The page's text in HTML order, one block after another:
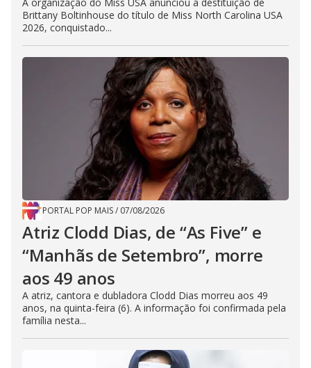
A organização do Miss USA anunciou a destituição de
Brittany Boltinhouse do título de Miss North Carolina USA
2026, conquistado...
PORTAL POP MAIS/ 07/08/2026
Atriz Clodd Dias, de “As Five” e
“Manhãs de Setembro”, morre
aos 49 anos
A atriz, cantora e dubladora Clodd Dias morreu aos 49
anos, na quinta-feira (6). A informação foi confirmada pela
família nesta...